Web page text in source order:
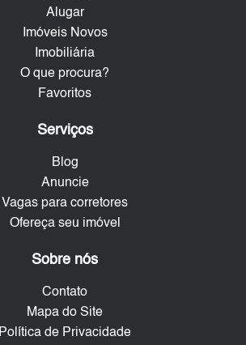
Alugar
Imóveis Novos
Imobiliária
O que procura?
Favoritos
Serviços
Blog
Anuncie
Vagas para corretores
Ofereça seu imóvel
Sobre nós
Contato
Mapa do Site
Política de Privacidade